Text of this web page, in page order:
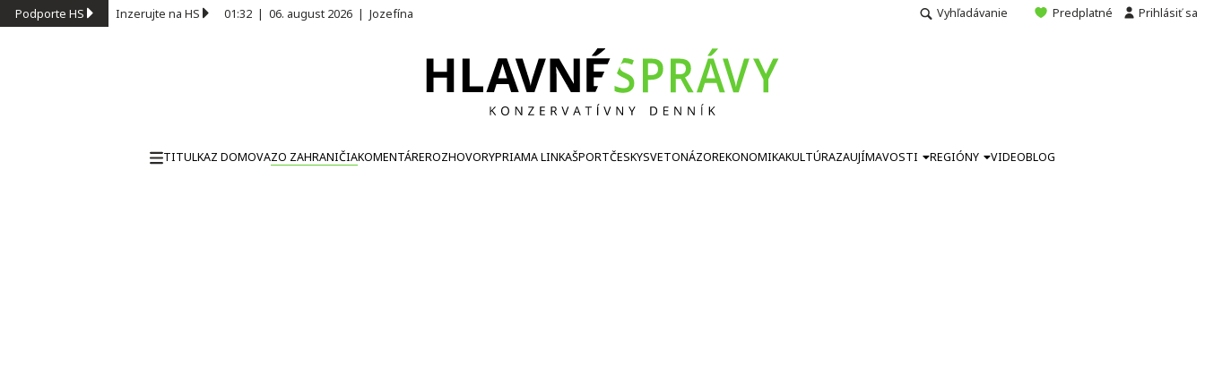
Podporte HS Inzerujte na HS 01:32 | 06. august 2026 | Jozefína Vyhľadávanie Predplatné Prihlásiť sa
TITULKAZ DOMOVAZO ZAHRANIČIAKOMENTÁREROZHOVORYPRIAMA LINKAŠPORTČESKYSVETONÁZOREKONOMIKAKULTÚRAZAUJÍMAVOSTI REGIÓNY VIDEOBLOG